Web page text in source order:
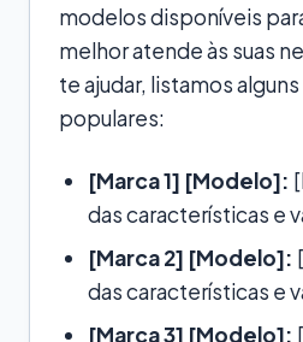
modelos disponíveis
melhor atende às suas
te ajudar, listamos
populares:
[Marca 1] [Modelo]:
das características e
[Marca 2] [Modelo]:
das características e
[Marca 3] [Modelo]: